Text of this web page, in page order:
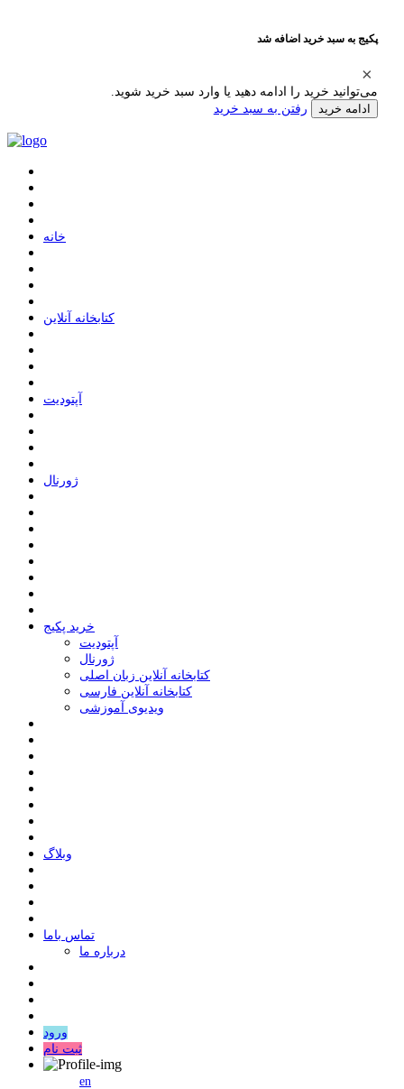
پکیج به سبد خرید اضافه شد
می‌توانید خرید را ادامه دهید یا وارد سبد خرید شوید.
ادامه خرید رفتن به سبد خرید
ﺧﺎﻧﻪ
ﮐﺘﺎﺑﺨﺎﻧﻪ ﺁﻧﻼﯾﻦ
ﺁﭘﺘﻮﺩﯾﺖ
ﮊﻭﺭﻧﺎﻝ
خرید پکیج
ﺁﭘﺘﻮﺩﯾﺖ
ﮊﻭﺭﻧﺎﻝ
کتابخانه آنلاین زبان اصلی
کتابخانه آنلاین فارسی
ویدیوی آموزشی
وبلاگ
ﺗﻤﺎﺱ ﺑﺎﻣﺎ
درباره ما
ورود
ثبت نام
en